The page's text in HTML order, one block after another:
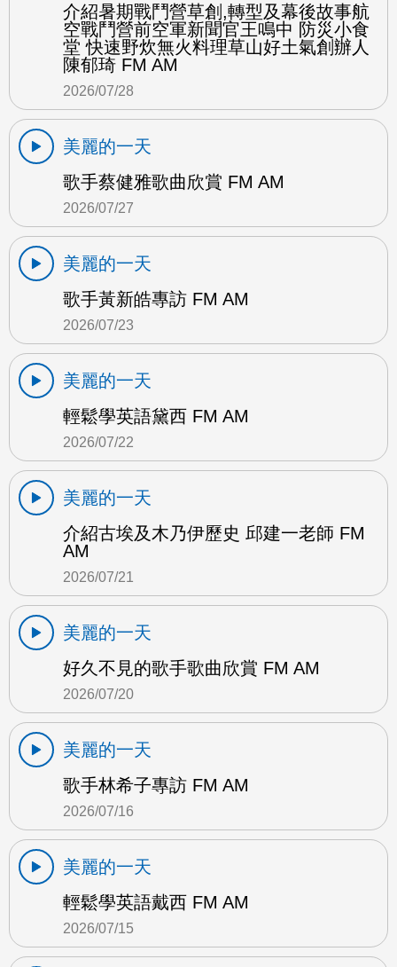
介紹暑期戰鬥營草創,轉型及幕後故事航
空戰鬥營前空軍新聞官王鳴中 防災小食
堂 快速野炊無火料理草山好土氣創辦人
陳郁琦 FM AM
2026/07/28
美麗的一天
歌手蔡健雅歌曲欣賞 FM AM
2026/07/27
美麗的一天
歌手黃新皓專訪 FM AM
2026/07/23
美麗的一天
輕鬆學英語黛西 FM AM
2026/07/22
美麗的一天
介紹古埃及木乃伊歷史 邱建一老師 FM
AM
2026/07/21
美麗的一天
好久不見的歌手歌曲欣賞 FM AM
2026/07/20
美麗的一天
歌手林希子專訪 FM AM
2026/07/16
美麗的一天
輕鬆學英語戴西 FM AM
2026/07/15